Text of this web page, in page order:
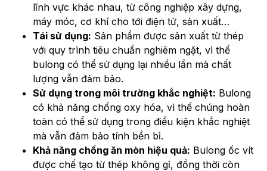
lĩnh vực khác nhau, từ công nghiệp xây dựng,
máy móc, cơ khí cho tới điện tử, sản xuất…
Tái sử dụng: Sản phẩm được sản xuất từ thép
với quy trình tiêu chuẩn nghiêm ngặt, vì thế
bulong có thể sử dụng lại nhiều lần mà chất
lượng vẫn đảm bảo.
Sử dụng trong môi trường khắc nghiệt: Bulong
có khả năng chống oxy hóa, vì thế chúng hoàn
toàn có thể sử dụng trong điều kiện khắc nghiệt
mà vẫn đảm bảo tính bền bỉ.
Khả năng chống ăn mòn hiệu quả: Bulong ốc vít
được chế tạo từ thép không gỉ, đồng thời còn